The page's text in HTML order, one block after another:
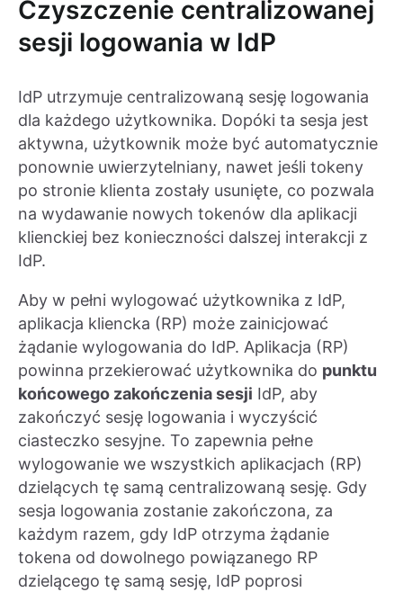
Czyszczenie centralizowanej
sesji logowania w IdP
IdP utrzymuje centralizowaną sesję logowania
dla każdego użytkownika. Dopóki ta sesja jest
aktywna, użytkownik może być automatycznie
ponownie uwierzytelniany, nawet jeśli tokeny
po stronie klienta zostały usunięte, co pozwala
na wydawanie nowych tokenów dla aplikacji
klienckiej bez konieczności dalszej interakcji z
IdP.
Aby w pełni wylogować użytkownika z IdP,
aplikacja kliencka (RP) może zainicjować
żądanie wylogowania do IdP. Aplikacja (RP)
powinna przekierować użytkownika do punktu
końcowego zakończenia sesji IdP, aby
zakończyć sesję logowania i wyczyścić
ciasteczko sesyjne. To zapewnia pełne
wylogowanie we wszystkich aplikacjach (RP)
dzielących tę samą centralizowaną sesję. Gdy
sesja logowania zostanie zakończona, za
każdym razem, gdy IdP otrzyma żądanie
tokena od dowolnego powiązanego RP
dzielącego tę samą sesję, IdP poprosi